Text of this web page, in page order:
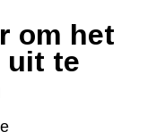
om het
uit te